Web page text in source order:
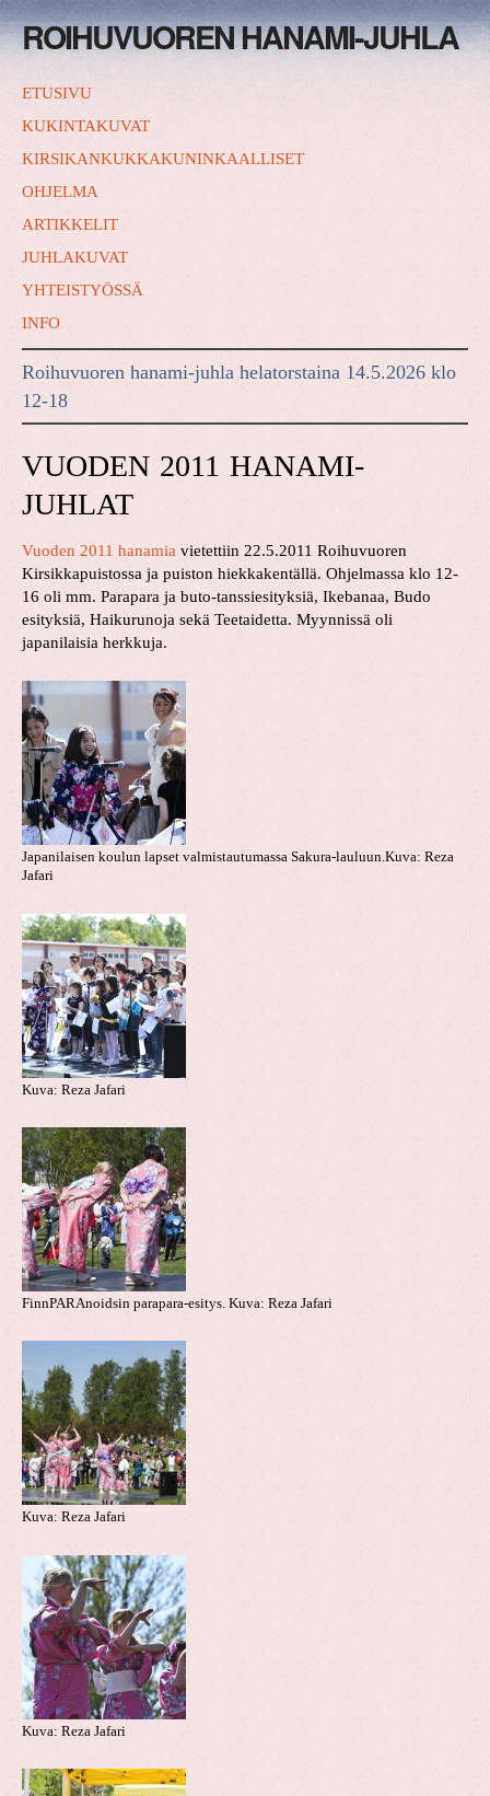
ROIHUVUOREN HANAMI-JUHLA
ETUSIVU
KUKINTAKUVAT
KIRSIKANKUKKAKUNINKAALLISET
OHJELMA
ARTIKKELIT
JUHLAKUVAT
YHTEISTYÖSSÄ
INFO
Roihuvuoren hanami-juhla helatorstaina 14.5.2026 klo
12-18
VUODEN 2011 HANAMI-
JUHLAT
Vuoden 2011 hanamia vietettiin 22.5.2011 Roihuvuoren
Kirsikkapuistossa ja puiston hiekkakentällä. Ohjelmassa klo 12-
16 oli mm. Parapara ja buto-tanssiesityksiä, Ikebanaa, Budo
esityksiä, Haikurunoja sekä Teetaidetta. Myynnissä oli
japanilaisia herkkuja.
Japanilaisen koulun lapset valmistautumassa Sakura-lauluun.Kuva: Reza
Jafari
Kuva: Reza Jafari
FinnPARAnoidsin parapara-esitys. Kuva: Reza Jafari
Kuva: Reza Jafari
Kuva: Reza Jafari